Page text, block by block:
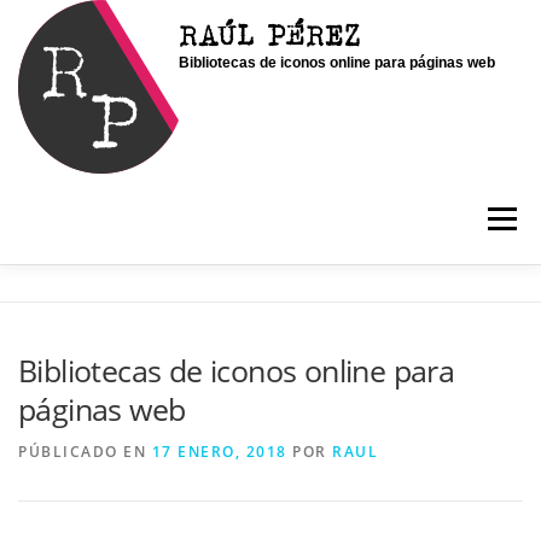
contenido
RAÚL PÉREZ
Bibliotecas de iconos online para páginas web
Menú
PORTFOLIO
Bibliotecas de iconos online para
páginas web
PÚBLICADO EN 17 ENERO, 2018 POR RAUL